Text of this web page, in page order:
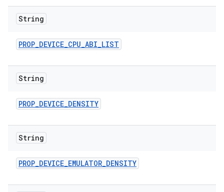
String
PROP_DEVICE_CPU_ABI_LIST
String
PROP_DEVICE_DENSITY
String
PROP_DEVICE_EMULATOR_DENSITY